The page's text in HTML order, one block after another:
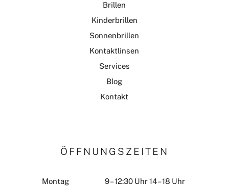
Brillen
Kinderbrillen
Sonnenbrillen
Kontaktlinsen
Services
Blog
Kontakt
ÖFFNUNGSZEITEN
Montag
9 – 12:30 Uhr 14 – 18 Uhr